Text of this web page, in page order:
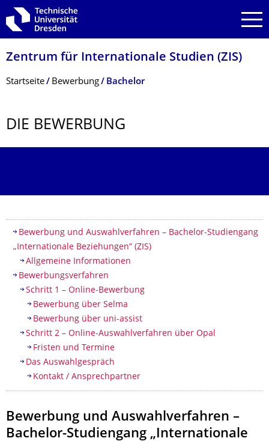
Zur Hauptnavigation springen
Zur Suche springen
Zum Inhalt springen
Zentrum für Internationale Studien (ZIS)
Breadcrumb-Menü
Startseite Bewerbung Bachelor
DIE BEWERBUNG
Inhaltsverzeichnis
Bewerbung und Auswahlverfahren – Bachelor-Studiengang
„Internationale Beziehungen“ (ZIS)
Allgemeine Informationen
Bewerbungsverfahren
Schritt 1 – Online-Bewerbung
Bewerbung über Selma
Bewerbung über uni-assist
Schritt 2 – Online-Auswahlverfahren über Opal
Fristen und Termine
Das Auswahlgespräch
Kontakt / Ansprechpartner
Bewerbung und Auswahlverfahren –
Bachelor-Studiengang „Internationale